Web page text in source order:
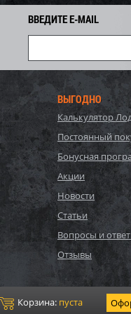
Экономия
Polygroup,
17203л...
Экономия
4
ВВЕДИТЕ E-MAIL
ВЫГОДНО
Калькулятор
Постоянный
Бонусная
Акции
Новости
Статьи
Вопросы и
Отзывы
Корзина: пуста